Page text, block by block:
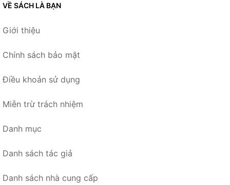
VỀ SÁCH LÀ BẠN
Giới thiệu
Chính sách bảo mật
Điều khoản sử dụng
Miễn trừ trách nhiệm
Danh mục
Danh sách tác giả
Danh sách nhà cung cấp